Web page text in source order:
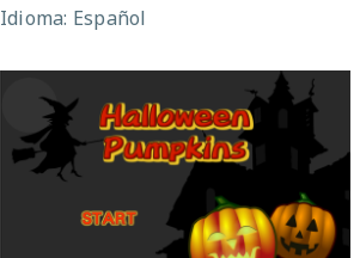
Idioma: Español
Halloween Pumpkins